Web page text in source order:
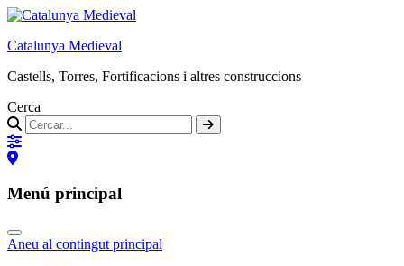
Catalunya Medieval
Castells, Torres, Fortificacions i altres construccions
Cerca
Menú principal
Aneu al contingut principal